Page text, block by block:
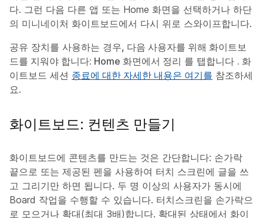
다. 그런 다음 다른 앱 또는 Home 화면을 선택하거나 하단
의 미니네이처 화이트보드에서 다시 위로 스와이프합니다.
공유 장치를 사용하는 경우, 다음 사용자를 위해 화이트보
드를 지워야 합니다: Home 화면에서 정리 를 탭합니다 . 화
이트보드 세션 종료에 대한 자세한 내용은 여기를 참조하세
요.
화이트보드: 컨텐츠 만들기
화이트보드에 콘텐츠를 만드는 것은 간단합니다: 손가락
끝으로 또는 제공된 펜을 사용하여 터치 스크린에 글을 쓰
고 그리기만 하면 됩니다. 두 명 이상의 사용자가 동시에
Board 작업을 수행할 수 있습니다. 터치스크린을 손가락으
로 모으거나 확대(최대 3배)합니다. 확대된 상태에서 화이